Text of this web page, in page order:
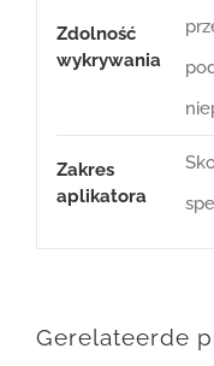
Zdolność
wykrywania
Zakres
aplikatora
Gerelateerde